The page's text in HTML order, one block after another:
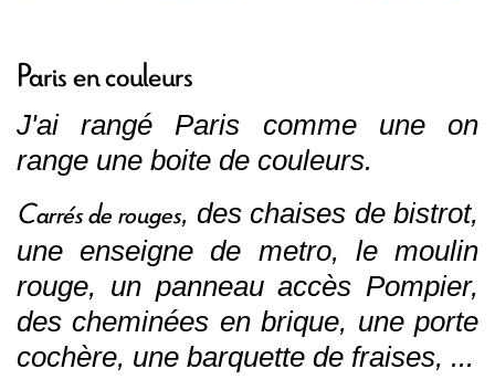
Paris en couleurs
J'ai rangé Paris comme une on
range une boite de couleurs.
Carrés de rouges, des chaises de bistrot,
une enseigne de metro, le moulin
rouge, un panneau accès Pompier,
des cheminées en brique, une porte
cochère, une barquette de fraises, ...